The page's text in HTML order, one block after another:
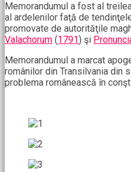
Memorandumul a fost al
al ardelenilor faţă de
promovate de autorităţile
Valachorum (1791) şi
Memorandumul a marcat
românilor din Transilvania din
problema românească în